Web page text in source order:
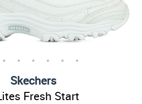
Skechers
Fresh Start